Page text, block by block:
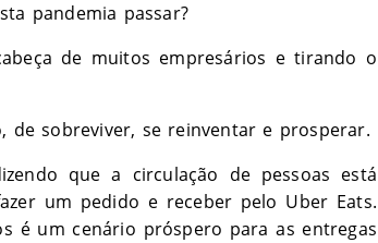
pandemia passar?
de muitos empresários e tirando o
sobreviver, se reinventar e prosperar.
que a circulação de pessoas está
um pedido e receber pelo Uber Eats.
é um cenário próspero para as entregas